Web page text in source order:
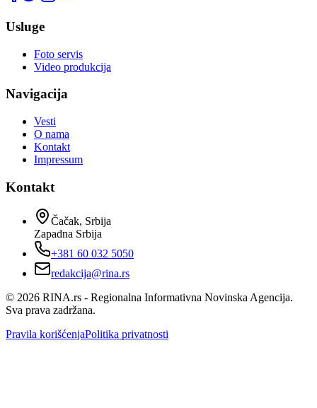
Usluge
Foto servis
Video produkcija
Navigacija
Vesti
O nama
Kontakt
Impressum
Kontakt
Čačak, Srbija
Zapadna Srbija
+381 60 032 5050
redakcija@rina.rs
© 2026 RINA.rs - Regionalna Informativna Novinska Agencija.
Sva prava zadržana.
Pravila korišćenjaPolitika privatnosti